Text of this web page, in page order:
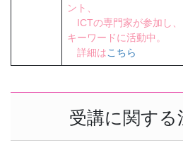
ント、
ICTの専門家が参加し
キーワードに活動中。
詳細はこちら
受講に関する